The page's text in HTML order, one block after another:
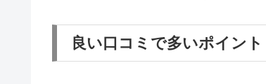
良い口コミで多いポイン